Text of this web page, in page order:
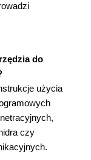
systemu
do
użycia
czy